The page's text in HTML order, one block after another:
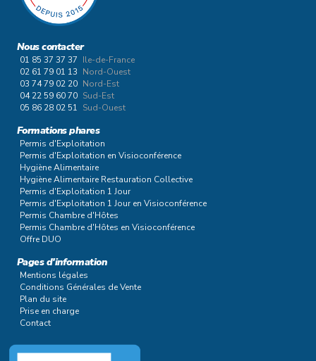
Nous contacter
01 85 37 37 37 Ile-de-France
02 61 79 01 13 Nord-Ouest
03 74 79 02 20 Nord-Est
04 22 59 60 70 Sud-Est
05 86 28 02 51 Sud-Ouest
Formations phares
Permis d'Exploitation
Permis d'Exploitation en Visioconférence
Hygiène Alimentaire
Hygiène Alimentaire Restauration Collective
Permis d'Exploitation 1 Jour
Permis d'Exploitation 1 Jour en Visioconférence
Permis Chambre d'Hôtes
Permis Chambre d'Hôtes en Visioconférence
Offre DUO
Pages d'information
Mentions légales
Conditions Générales de Vente
Plan du site
Prise en charge
Contact